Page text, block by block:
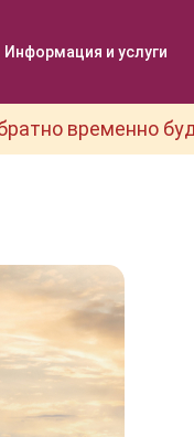
Информация и услуги
временно